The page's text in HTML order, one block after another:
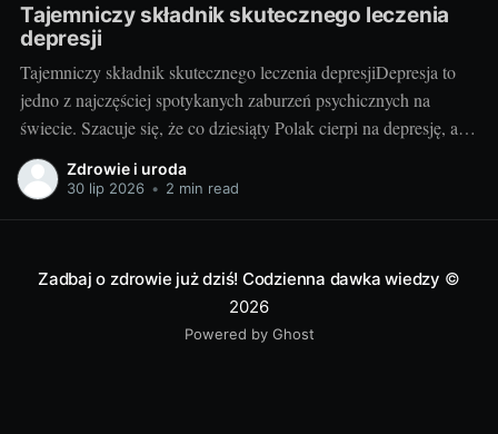
Tajemniczy składnik skutecznego leczenia
depresji
Tajemniczy składnik skutecznego leczenia depresjiDepresja to
jedno z najczęściej spotykanych zaburzeń psychicznych na
świecie. Szacuje się, że co dziesiąty Polak cierpi na depresję, a
problem ten dotyczy niezależnie zarówno kobiet, jak i mężczyzn,
ludzi w różnym wieku, o różnym statusie społecznym i
Zdrowie i uroda
30 lip 2026 • 2 min read
Zadbaj o zdrowie już dziś! Codzienna dawka wiedzy ©
2026
Powered by Ghost